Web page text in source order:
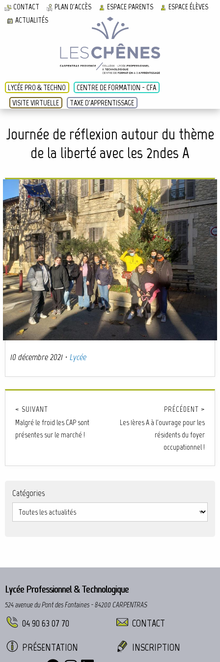
LYCÉE PRO & TECHNO
CENTRE DE FORMATION - CFA
VISITE VIRTUELLE
TAXE D'APPRENTISSAGE
CONTACT PLAN D'ACCÈS ESPACE PARENTS
ESPACE ÉLÈVES
ACTUALITÉS
Journée de réflexion autour du thème
de la liberté avec les 2ndes A
10 décembre 2021 · Lycée
< SUIVANT
Malgré le froid les CAP sont
présentes sur le marché !
PRÉCÉDENT >
Les 1ères A à l'ouvrage pour les
résidents du foyer
occupationnel !
Catégories
Lycée Professionnel & Technologique
524 avenue du Pont des Fontaines - 84200 CARPENTRAS
04 90 63 07 70 CONTACT
PRÉSENTATION INSCRIPTION